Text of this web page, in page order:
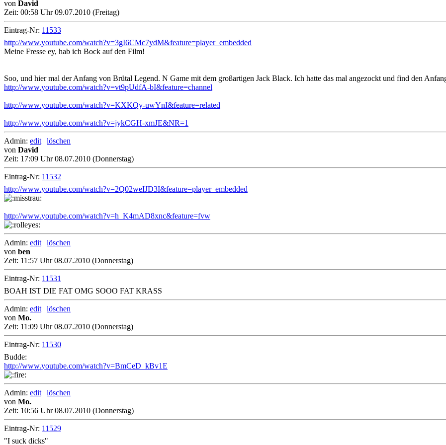
von David
Zeit: 00:58 Uhr 09.07.2010 (Freitag)
Eintrag-Nr: 11533
http://www.youtube.com/watch?v=3gI6CMc7ydM&feature=player_embedded
Meine Fresse ey, hab ich Bock auf den Film!
Soo, und hier mal der Anfang von Brütal Legend. N Game mit dem großartigen Jack Black. Ich hatte das mal angezockt und find den
http://www.youtube.com/watch?v=vt9pUdfA-bI&feature=channel
http://www.youtube.com/watch?v=KXKQy-uwYnI&feature=related
http://www.youtube.com/watch?v=jykCGH-xmJE&NR=1
Admin: edit | löschen
von David
Zeit: 17:09 Uhr 08.07.2010 (Donnerstag)
Eintrag-Nr: 11532
http://www.youtube.com/watch?v=2Q02weIJD3I&feature=player_embedded
http://www.youtube.com/watch?v=h_K4mAD8xnc&feature=fvw
Admin: edit | löschen
von ben
Zeit: 11:57 Uhr 08.07.2010 (Donnerstag)
Eintrag-Nr: 11531
BOAH IST DIE FAT OMG SOOO FAT KRASS
Admin: edit | löschen
von Mo.
Zeit: 11:09 Uhr 08.07.2010 (Donnerstag)
Eintrag-Nr: 11530
Budde:
http://www.youtube.com/watch?v=BmCeD_kBv1E
Admin: edit | löschen
von Mo.
Zeit: 10:56 Uhr 08.07.2010 (Donnerstag)
Eintrag-Nr: 11529
"I suck dicks"